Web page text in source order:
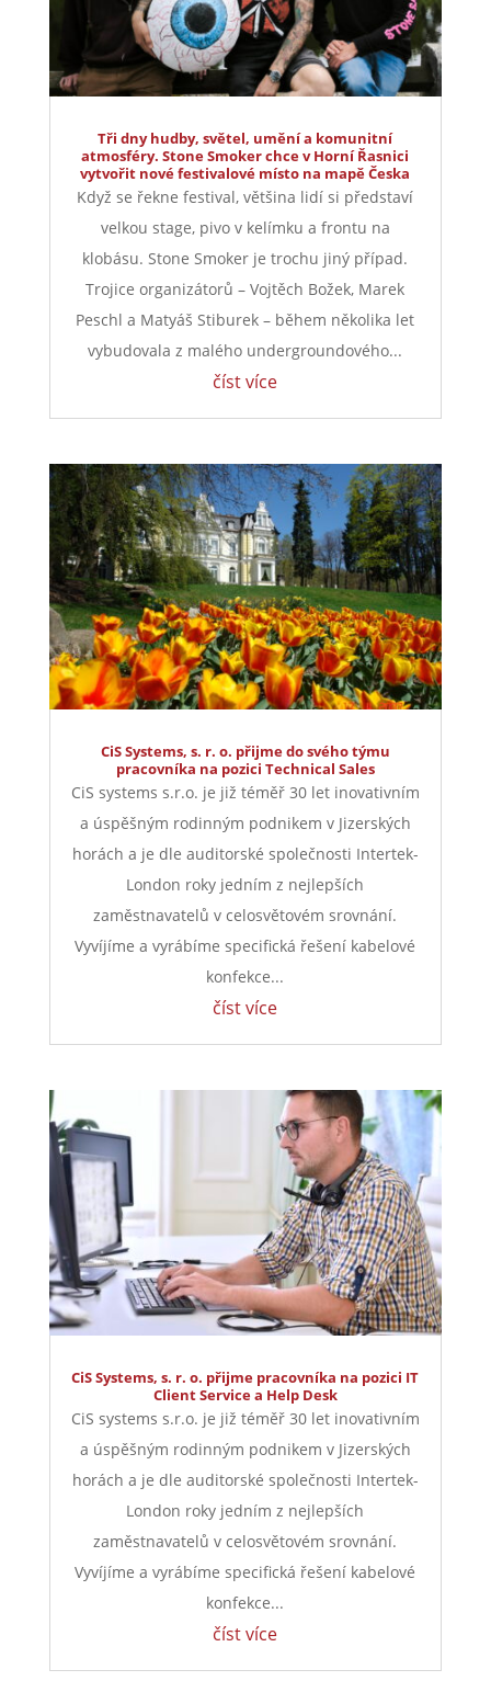
Tři dny hudby, světel, umění a komunitní
atmosféry. Stone Smoker chce v Horní Řasnici
vytvořit nové festivalové místo na mapě Česka
Když se řekne festival, většina lidí si představí
velkou stage, pivo v kelímku a frontu na
Peschl a Matyáš Stiburek – během několika let
vybudovala z malého undergroundového...
číst více
CiS Systems, s. r. o. přijme do svého týmu
pracovníka na pozici Technical Sales
CiS systems s.r.o. je již téměř 30 let inovativním
a úspěšným rodinným podnikem v Jizerských
horách a je dle auditorské společnosti Intertek-
Vyvíjíme a vyrábíme specifická řešení kabelové
konfekce...
CiS Systems, s. r. o. přijme pracovníka na pozici IT
Client Service a Help Desk
CiS systems s.r.o. je již téměř 30 let inovativním
a úspěšným rodinným podnikem v Jizerských
horách a je dle auditorské společnosti Intertek-